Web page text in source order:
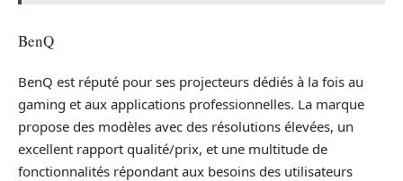
BenQ
BenQ est réputé pour ses projecteurs dédiés à la fois au
gaming et aux applications professionnelles. La marque
propose des modèles avec des résolutions élevées, un
excellent rapport qualité/prix, et une multitude de
fonctionnalités répondant aux besoins des utilisateurs